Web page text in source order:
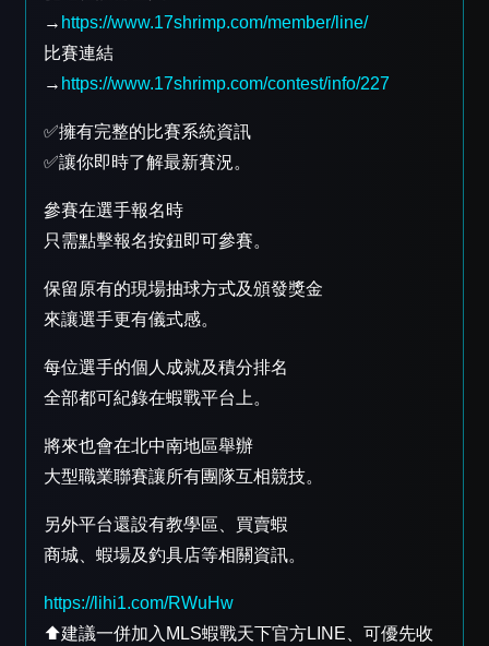
→ https://www.17shrimp.com/member/line/
比賽連結
→ https://www.17shrimp.com/contest/info/227
✅擁有完整的比賽系統資訊
✅讓你即時了解最新賽況。
參賽在選手報名時
只需點擊報名按鈕即可參賽。
保留原有的現場抽球方式及頒發獎金
來讓選手更有儀式感。
每位選手的個人成就及積分排名
全部都可紀錄在蝦戰平台上。
將來也會在北中南地區舉辦
大型職業聯賽讓所有團隊互相競技。
另外平台還設有教學區、買賣蝦
商城、蝦場及釣具店等相關資訊。
https://lihi1.com/RWuHw
⬆️建議一併加入MLS蝦戰天下官方LINE、可優先收